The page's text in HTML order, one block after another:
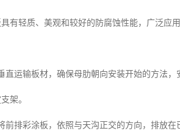
有轻质、美观和较好的防腐蚀性能，广泛应
垂直运输板材，确保母肋朝向安装开始的方法
架。
前排彩涂板，依照与天沟正交的方向，排放